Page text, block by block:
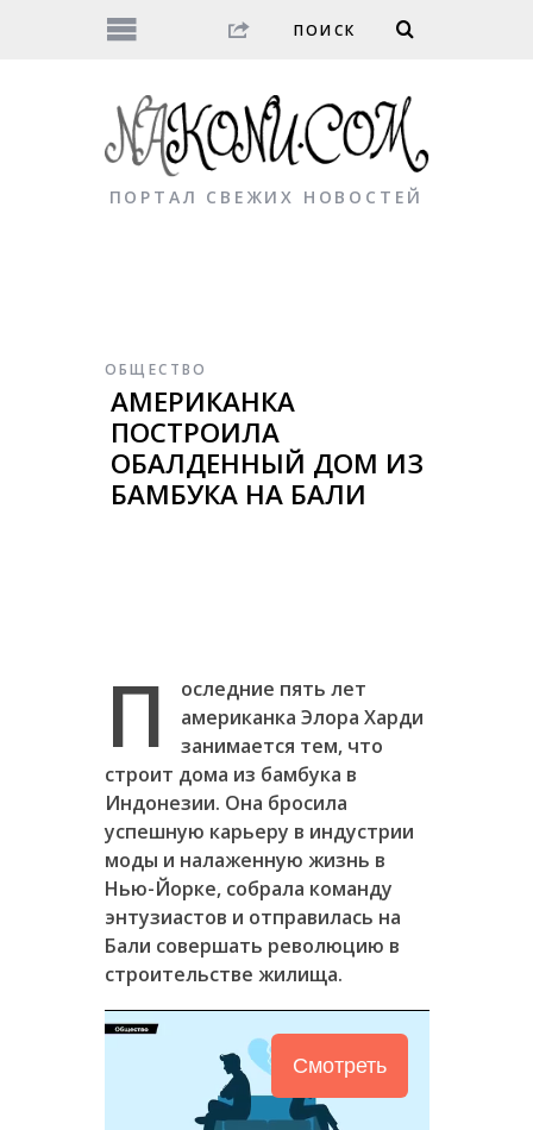
ПОРТАЛ СВЕЖИХ НОВОСТЕЙ
ОБЩЕСТВО
АМЕРИКАНКА
ПОСТРОИЛА
ОБАЛДЕННЫЙ ДОМ ИЗ
БАМБУКА НА БАЛИ
П
оследние пять лет
американка Элора Харди
занимается тем, что
строит дома из бамбука в
Индонезии. Она бросила
успешную карьеру в индустрии
моды и налаженную жизнь в
Нью-Йорке, собрала команду
энтузиастов и отправилась на
Бали совершать революцию в
строительстве жилища.
Смотреть